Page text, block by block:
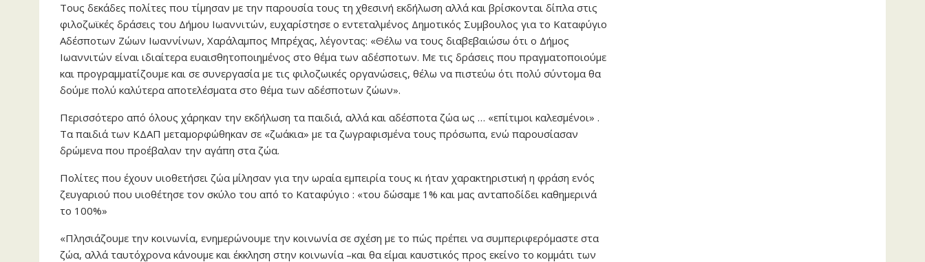
Τους δεκάδες πολίτες που τίμησαν με την παρουσία τους τη χθεσινή εκδήλωση αλλά και βρίσκονται δίπλα στις
φιλοζωϊκές δράσεις του Δήμου Ιωαννιτών, ευχαρίστησε ο εντεταλμένος Δημοτικός Συμβουλος για το Καταφύγιο
Αδέσποτων Ζώων Ιωαννίνων, Χαράλαμπος Μπρέχας, λέγοντας: «Θέλω να τους διαβεβαιώσω ότι ο Δήμος
Ιωαννιτών είναι ιδιαίτερα ευαισθητοποιημένος στο θέμα των αδέσποτων. Με τις δράσεις που πραγματοποιούμε
και προγραμματίζουμε και σε συνεργασία με τις φιλοζωικές οργανώσεις, θέλω να πιστεύω ότι πολύ σύντομα θα
δούμε πολύ καλύτερα αποτελέσματα στο θέμα των αδέσποτων ζώων».
Περισσότερο από όλους χάρηκαν την εκδήλωση τα παιδιά, αλλά και αδέσποτα ζώα ως … «επίτιμοι καλεσμένοι» .
Τα παιδιά των ΚΔΑΠ μεταμορφώθηκαν σε «ζωάκια» με τα ζωγραφισμένα τους πρόσωπα, ενώ παρουσίασαν
δρώμενα που προέβαλαν την αγάπη στα ζώα.
Πολίτες που έχουν υιοθετήσει ζώα μίλησαν για την ωραία εμπειρία τους κι ήταν χαρακτηριστική η φράση ενός
ζευγαριού που υιοθέτησε τον σκύλο του από το Καταφύγιο : «του δώσαμε 1% και μας ανταποδίδει καθημερινά
το 100%»
«Πλησιάζουμε την κοινωνία, ενημερώνουμε την κοινωνία σε σχέση με το πώς πρέπει να συμπεριφερόμαστε στα
ζώα, αλλά ταυτόχρονα κάνουμε και έκκληση στην κοινωνία –και θα είμαι καυστικός προς εκείνο το κομμάτι των